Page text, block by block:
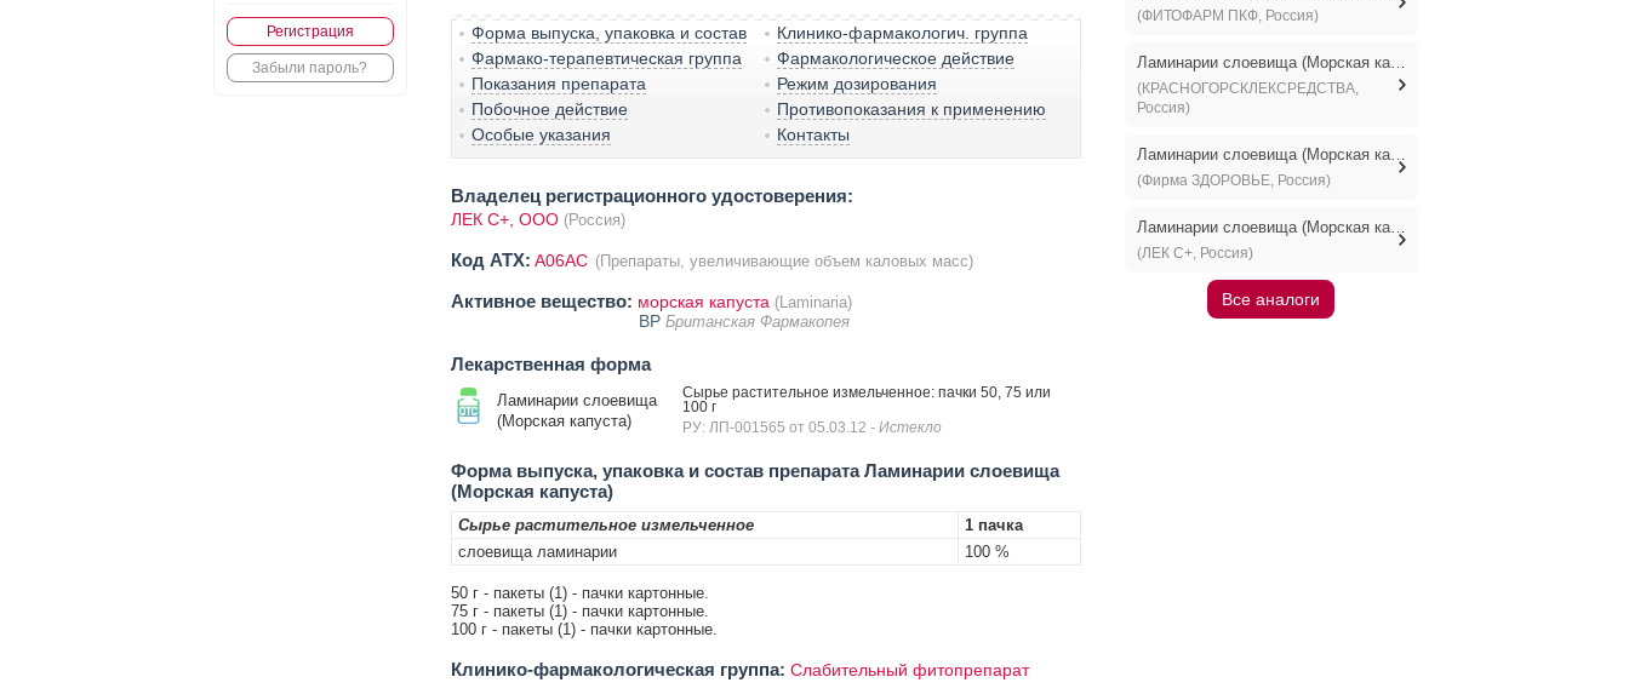
Регистрация
Забыли пароль?
Форма выпуска, упаковка и состав
Клинико-фармакологич. группа
Фармако-терапевтическая группа
Фармакологическое действие
Показания препарата
Режим дозирования
Побочное действие
Противопоказания к применению
Особые указания
Контакты
Владелец регистрационного удостоверения:
ЛЕК С+, ООО (Россия)
Код ATX: A06AC (Препараты, увеличивающие объем каловых масс)
Активное вещество: морская капуста (Laminaria)
BP Британская Фармакопея
Лекарственная форма
Ламинарии слоевища
(Морская капуста)
Сырье растительное измельченное: пачки 50, 75 или
100 г
РУ: ЛП-001565 от 05.03.12 - Истекло
Форма выпуска, упаковка и состав препарата Ламинарии слоевища
(Морская капуста)
Сырье растительное измельченное
1 пачка
слоевища ламинарии
100 %
50 г - пакеты (1) - пачки картонные.
75 г - пакеты (1) - пачки картонные.
100 г - пакеты (1) - пачки картонные.
Клинико-фармакологическая группа: Слабительный фитопрепарат
(ФИТОФАРМ ПКФ, Россия)
Ламинарии слоевища (Морская капуста)
(КРАСНОГОРСКЛЕКСРЕДСТВА,
Россия)
Ламинарии слоевища (Морская капуста)
(Фирма ЗДОРОВЬЕ, Россия)
Ламинарии слоевища (Морская капуста)
(ЛЕК С+, Россия)
Все аналоги